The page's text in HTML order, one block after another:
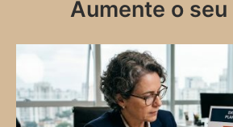
Aumente o seu